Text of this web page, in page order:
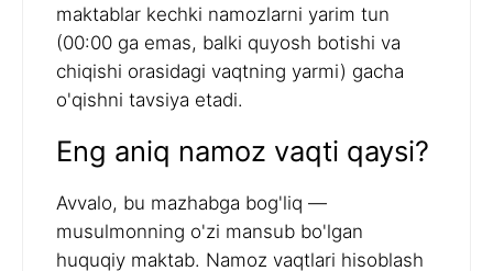
maktablar kechki namozlarni yarim tun
(00:00 ga emas, balki quyosh botishi va
chiqishi orasidagi vaqtning yarmi) gacha
o'qishni tavsiya etadi.
Eng aniq namoz vaqti qaysi?
Avvalo, bu mazhabga bog'liq —
musulmonning o'zi mansub bo'lgan
huquqiy maktab. Namoz vaqtlari hisoblash